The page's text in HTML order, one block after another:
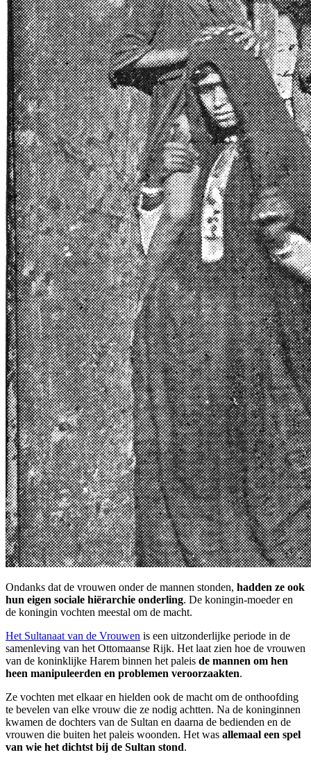
Ondanks dat de vrouwen onder de mannen stonden, hadden ze ook
hun eigen sociale hiërarchie onderling. De koningin-moeder en
de koningin vochten meestal om de macht.
Het Sultanaat van de Vrouwen is een uitzonderlijke periode in de
samenleving van het Ottomaanse Rijk. Het laat zien hoe de vrouwen
van de koninklijke Harem binnen het paleis de mannen om hen
heen manipuleerden en problemen veroorzaakten.
Ze vochten met elkaar en hielden ook de macht om de onthoofding
te bevelen van elke vrouw die ze nodig achtten. Na de koninginnen
kwamen de dochters van de Sultan en daarna de bedienden en de
vrouwen die buiten het paleis woonden. Het was allemaal een spel
van wie het dichtst bij de Sultan stond.